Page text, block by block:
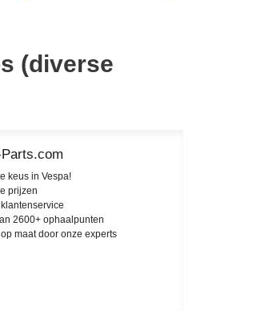
(diverse
keus in Vespa!
prijzen
2600+ ophaalpunten
maat door onze experts